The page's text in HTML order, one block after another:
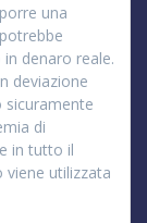
una
denaro reale.
deviazione
sicuramente
di
in tutto il
utilizzata